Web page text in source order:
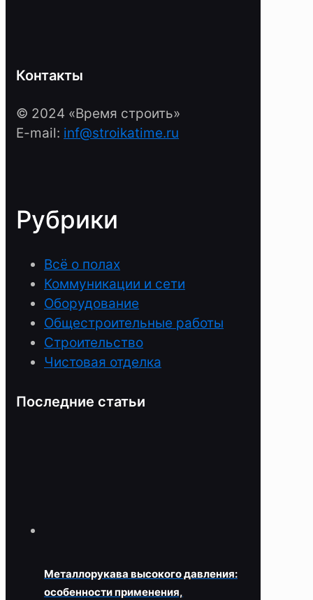
Контакты
© 2024 «Время строить»
E-mail: inf@stroikatime.ru
Рубрики
Всё о полах
Коммуникации и сети
Оборудование
Общестроительные работы
Строительство
Чистовая отделка
Последние статьи
Металлорукава высокого давления:
особенности применения,